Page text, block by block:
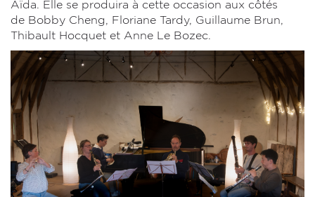
Aïda. Elle se produira à cette occasion aux côtés
de Bobby Cheng, Floriane Tardy, Guillaume Brun,
Thibault Hocquet et Anne Le Bozec.